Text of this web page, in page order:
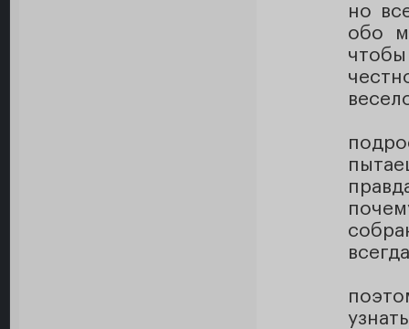
но
обо